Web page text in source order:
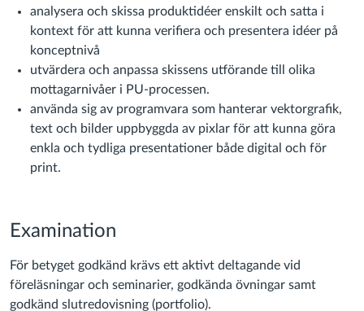
analysera och skissa produktidéer enskilt och satta i
kontext för att kunna verifiera och presentera idéer på
konceptnivå
utvärdera och anpassa skissens utförande till olika
mottagarnivåer i PU-processen.
använda sig av programvara som hanterar vektorgrafik,
text och bilder uppbyggda av pixlar för att kunna göra
enkla och tydliga presentationer både digital och för
print.
Examination
För betyget godkänd krävs ett aktivt deltagande vid
föreläsningar och seminarier, godkända övningar samt
godkänd slutredovisning (portfolio).